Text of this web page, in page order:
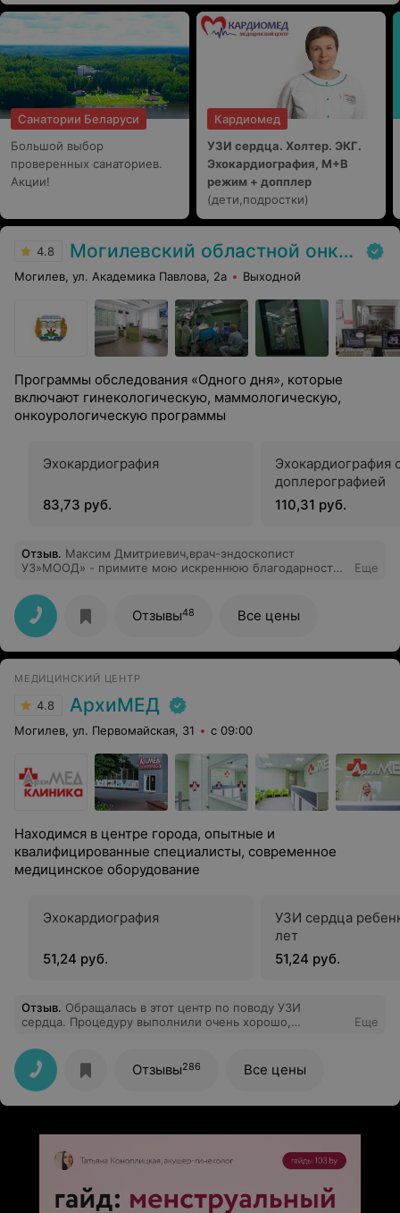
Санатории Беларуси
Большой выбор
проверенных санаториев.
Акции!
Кардиомед
УЗИ сердца. Холтер. ЭКГ.
Эхокардиография, М+В
режим + допплер
(дети,подростки)
4.8 Могилевский областной онкологический диспансер
Могилев, ул. Академика Павлова, 2а Выходной
Программы обследования «Одного дня», которые
включают гинекологическую, маммологическую,
онкоурологическую программы
Эхокардиография
83,73 руб.
Эхокардиография
доплерографией
110,31 руб.
Отзыв. Максим Дмитриевич,врач-эндоскопист
УЗ»МООД» - примите мою искреннюю благодарность
уникальный специалист с большим сердцем,умеющий
расположить к себе любого . Желаю Вам
профессионального роста,благополучия,крепкого
Еще
Отзывы48 Все цены
МЕДИЦИНСКИЙ ЦЕНТР
4.8 АрхиМЕД
Могилев, ул. Первомайская, 31 с 09:00
Находимся в центре города, опытные и
квалифицированные специалисты, современное
медицинское оборудование
Эхокардиография
51,24 руб.
УЗИ сердца
лет
51,24 руб.
Отзыв. Обращалась в этот центр по поводу УЗИ
сердца. Процедуру выполнили очень хорошо,
рекомендации. Советую!
Еще
Отзывы286 Все цены